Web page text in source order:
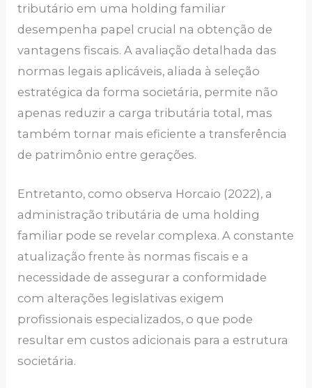
tributário em uma holding familiar
desempenha papel crucial na obtenção de
vantagens fiscais. A avaliação detalhada das
normas legais aplicáveis, aliada à seleção
estratégica da forma societária, permite não
apenas reduzir a carga tributária total, mas
também tornar mais eficiente a transferência
de patrimônio entre gerações.
Entretanto, como observa Horcaio (2022), a
administração tributária de uma holding
familiar pode se revelar complexa. A constante
atualização frente às normas fiscais e a
necessidade de assegurar a conformidade
com alterações legislativas exigem
profissionais especializados, o que pode
resultar em custos adicionais para a estrutura
societária.